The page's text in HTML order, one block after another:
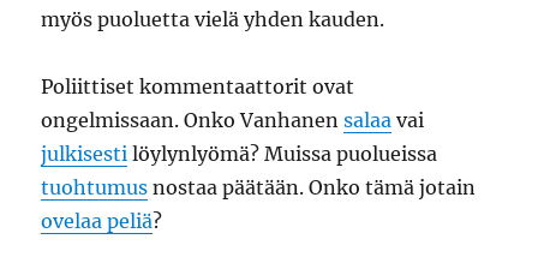
myös puoluetta vielä yhden kauden.
Poliittiset kommentaattorit ovat
ongelmissaan. Onko Vanhanensalaa vai
julkisesti löylynlyömä? Muissa puolueissa
tuohtumus nostaa päätään. Onko tämä jotain
ovelaa peliä?